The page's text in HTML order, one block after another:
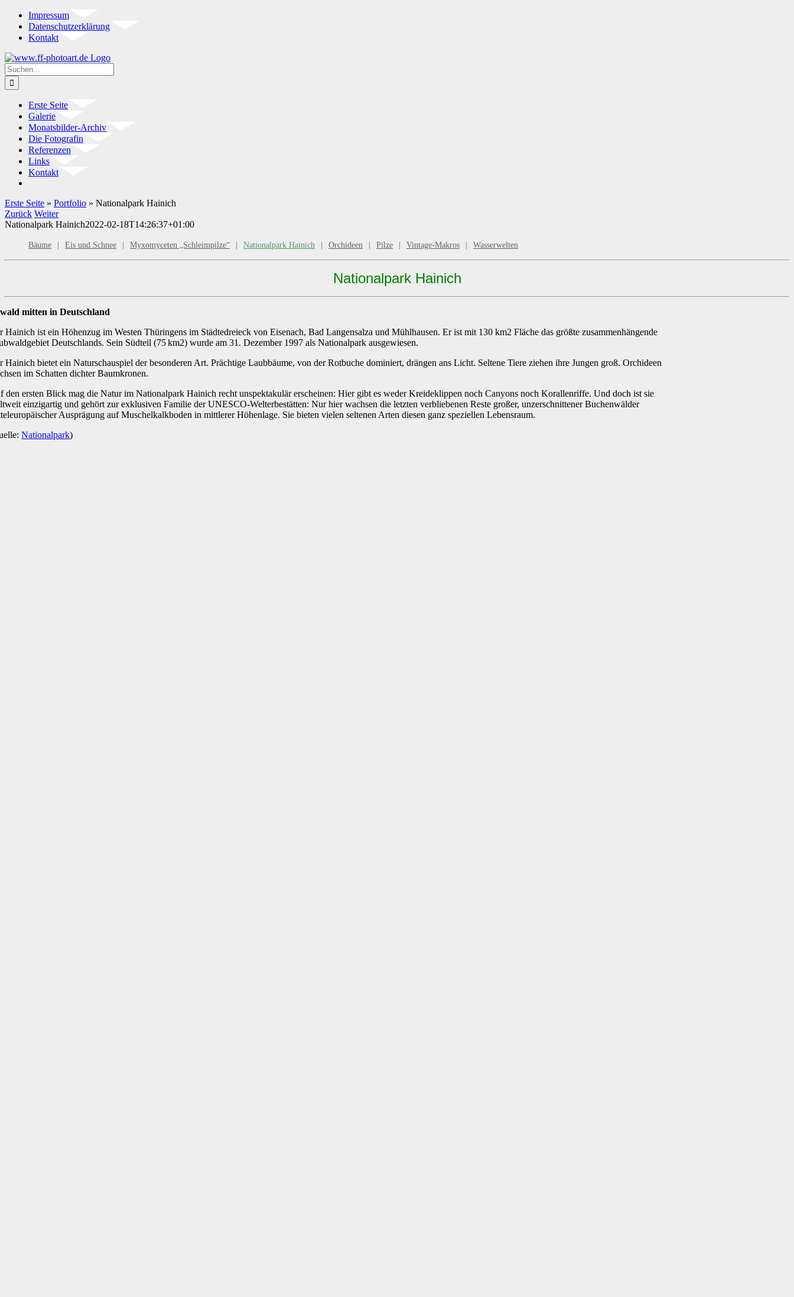
Zum
Inhalt
springen
Impressum
Datenschutzerklärung
Kontakt
Instagram
Suche
nach:
Erste Seite
Galerie
Monatsbilder-Archiv
Die Fotografin
Referenzen
Links
Kontakt
Erste Seite » Portfolio » Nationalpark Hainich
Zurück Weiter
Nationalpark Hainich2022-02-18T14:26:37+01:00
Bäume Eis und Schnee Myxomyceten „Schleimpilze“ Nationalpark Hainich Orchideen Pilze Vintage-Makros Wasserwelten
Nationalpark Hainich
mitten in Deutschland
Hainich ist ein Höhenzug im Westen Thüringens im Städtedreieck von Eisenach, Bad Langensalza und Mühlhausen. Er ist mit 130 km2 Fläche das größte zusammenhängende
Deutschlands. Sein Südteil (75 km2) wurde am 31. Dezember 1997 als Nationalpark ausgewiesen.
Hainich bietet ein Naturschauspiel der besonderen Art. Prächtige Laubbäume, von der Rotbuche dominiert, drängen ans Licht. Seltene Tiere ziehen ihre Jungen groß. Orchideen
im Schatten dichter Baumkronen.
den ersten Blick mag die Natur im Nationalpark Hainich recht unspektakulär erscheinen: Hier gibt es weder Kreideklippen noch Canyons noch Korallenriffe. Und doch ist sie
einzigartig und gehört zur exklusiven Familie der UNESCO-Welterbestätten: Nur hier wachsen die letzten verbliebenen Reste großer, unzerschnittener Buchenwälder
Ausprägung auf Muschelkalkboden in mittlerer Höhenlage. Sie bieten vielen seltenen Arten diesen ganz speziellen Lebensraum.
Nationalpark)